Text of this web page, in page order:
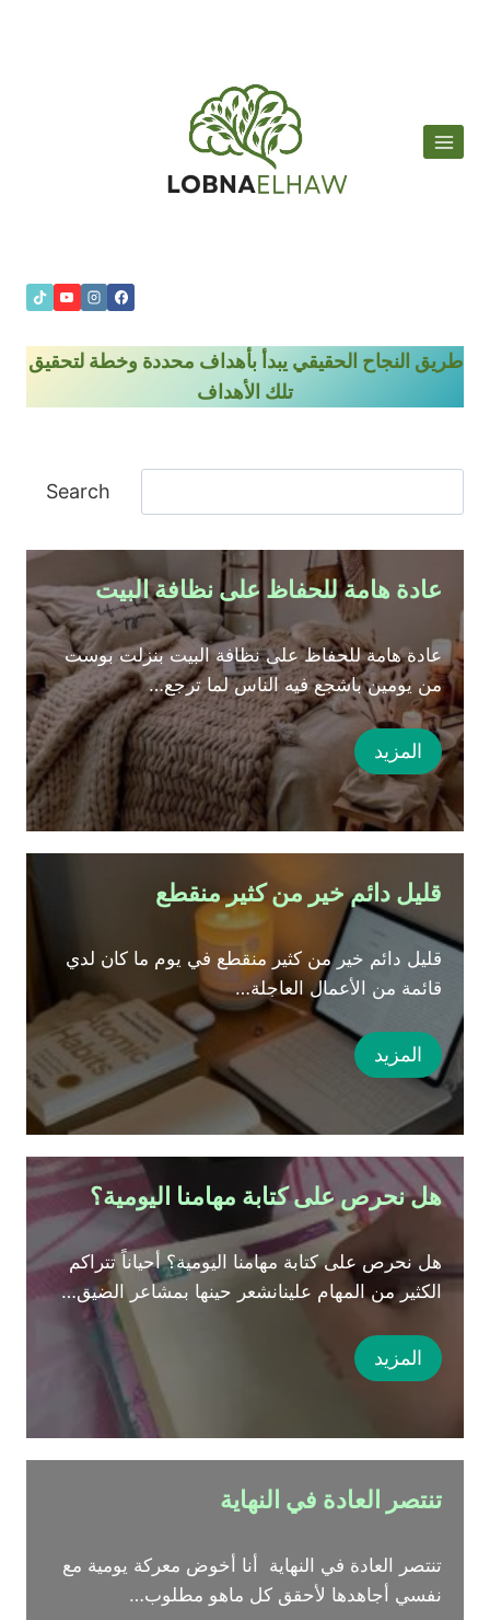
طريق النجاح الحقيقي يبدأ بأهداف محددة وخطة لتحقيق
تلك الأهداف
ل
Search
عادة هامة للحفاظ على نظافة البيت
عادة هامة للحفاظ على نظافة البيت بنزلت بوست
من يومين باشجع فيه الناس لما ترجع…
المزيد
قليل دائم خير من كثير منقطع
قليل دائم خير من كثير منقطع في يوم ما كان لدي
قائمة من الأعمال العاجلة…
المزيد
هل نحرص على كتابة مهامنا اليومية؟
هل نحرص على كتابة مهامنا اليومية؟ أحياناً تتراكم
الكثير من المهام علينانشعر حينها بمشاعر الضيق…
المزيد
تنتصر العادة في النهاية
تنتصر العادة في النهاية أنا أخوض معركة يومية مع
نفسي أجاهدها لأحقق كل ماهو مطلوب…